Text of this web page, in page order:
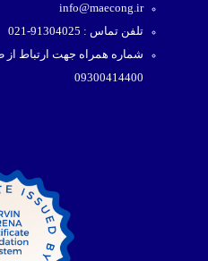
info@maecong.ir
تلفن تماس : 91304025-021
شماره همراه جهت ارتباط
09300414400